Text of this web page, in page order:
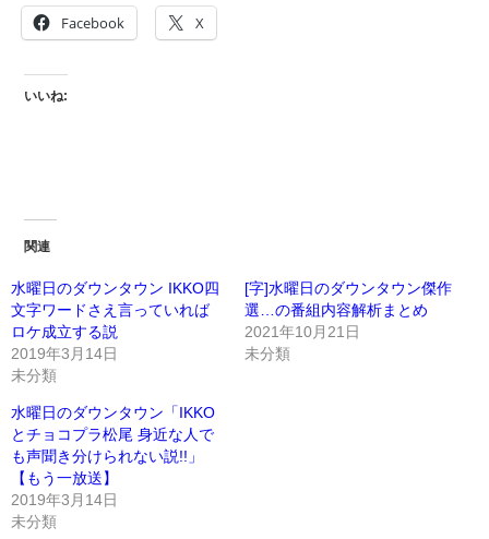
Facebook X
いいね:
関連
水曜日のダウンタウン IKKO四
文字ワードさえ言っていれば
ロケ成立する説
2019年3月14日
未分類
[字]水曜日のダウンタウン傑作
選…の番組内容解析まとめ
2021年10月21日
未分類
水曜日のダウンタウン「IKKO
とチョコプラ松尾 身近な人で
も声聞き分けられない説!!」
【もう一放送】
2019年3月14日
未分類